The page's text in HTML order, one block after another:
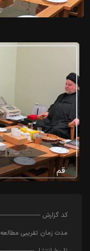
قم
کد‌ گزارش
مدت زمان تقریبی مطالعه